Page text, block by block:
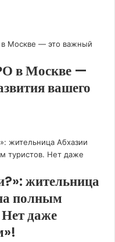
в Москве —
вашего
жительница
полным
Нет даже